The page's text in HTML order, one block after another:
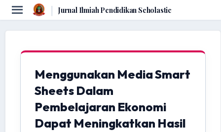
| Jurnal Ilmiah Pendidikan Scholastic
Menggunakan Media Smart
Sheets Dalam
Pembelajaran Ekonomi
Dapat Meningkatkan Hasil